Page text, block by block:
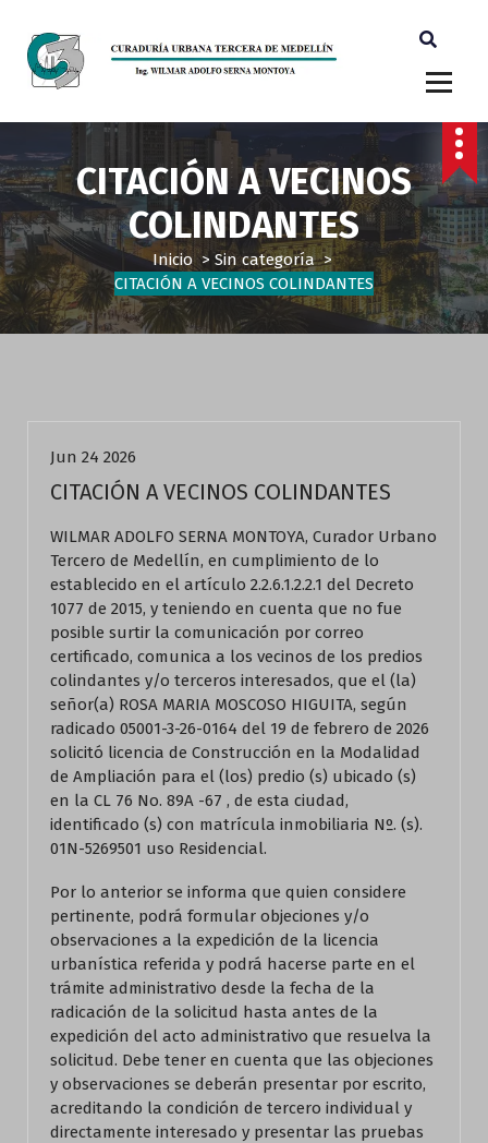
CITACIÓN A VECINOS
COLINDANTES
Inicio>Sin categoría>
CITACIÓN A VECINOS COLINDANTES
Jun 24 2026
CITACIÓN A VECINOS COLINDANTES
WILMAR ADOLFO SERNA MONTOYA, Curador Urbano
Tercero de Medellín, en cumplimiento de lo
establecido en el artículo 2.2.6.1.2.2.1 del Decreto
1077 de 2015, y teniendo en cuenta que no fue
posible surtir la comunicación por correo
certificado, comunica a los vecinos de los predios
colindantes y/o terceros interesados, que el (la)
señor(a) ROSA MARIA MOSCOSO HIGUITA, según
radicado 05001-3-26-0164 del 19 de febrero de 2026
solicitó licencia de Construcción en la Modalidad
de Ampliación para el (los) predio (s) ubicado (s)
en la CL 76 No. 89A -67 , de esta ciudad,
identificado (s) con matrícula inmobiliaria Nº. (s).
01N-5269501 uso Residencial.
Por lo anterior se informa que quien considere
pertinente, podrá formular objeciones y/o
observaciones a la expedición de la licencia
urbanística referida y podrá hacerse parte en el
trámite administrativo desde la fecha de la
radicación de la solicitud hasta antes de la
expedición del acto administrativo que resuelva la
solicitud. Debe tener en cuenta que las objeciones
y observaciones se deberán presentar por escrito,
acreditando la condición de tercero individual y
directamente interesado y presentar las pruebas